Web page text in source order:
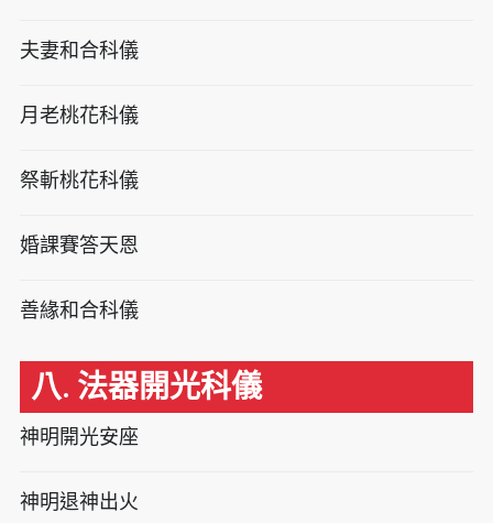
夫妻和合科儀
月老桃花科儀
祭斬桃花科儀
婚課賽答天恩
善緣和合科儀
八. 法器開光科儀
神明開光安座
神明退神出火